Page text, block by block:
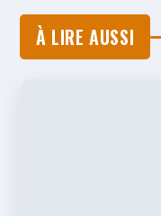
À LIRE AUSSI